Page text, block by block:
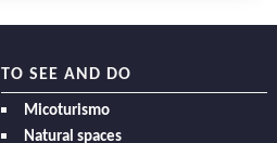
TO SEE AND DO
Micoturismo
Natural spaces